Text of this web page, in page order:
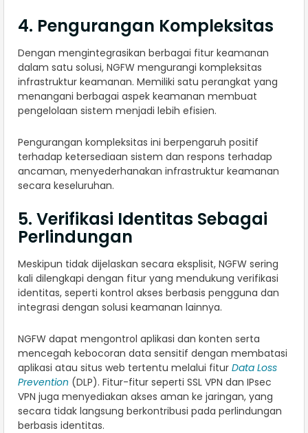
4. Pengurangan Kompleksitas
Dengan mengintegrasikan berbagai fitur keamanan
dalam satu solusi, NGFW mengurangi kompleksitas
infrastruktur keamanan. Memiliki satu perangkat yang
menangani berbagai aspek keamanan membuat
pengelolaan sistem menjadi lebih efisien.
Pengurangan kompleksitas ini berpengaruh positif
terhadap ketersediaan sistem dan respons terhadap
ancaman, menyederhanakan infrastruktur keamanan
secara keseluruhan.
5. Verifikasi Identitas Sebagai
Perlindungan
Meskipun tidak dijelaskan secara eksplisit, NGFW sering
kali dilengkapi dengan fitur yang mendukung verifikasi
identitas, seperti kontrol akses berbasis pengguna dan
integrasi dengan solusi keamanan lainnya.
NGFW dapat mengontrol aplikasi dan konten serta
mencegah kebocoran data sensitif dengan membatasi
aplikasi atau situs web tertentu melalui fitur Data Loss
Prevention (DLP). Fitur-fitur seperti SSL VPN dan IPsec
VPN juga menyediakan akses aman ke jaringan, yang
secara tidak langsung berkontribusi pada perlindungan
berbasis identitas.